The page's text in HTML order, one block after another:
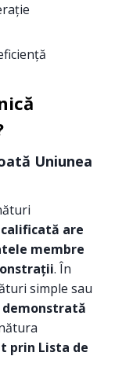
Uniunea
are
membre
. În
simple sau
prin Lista de